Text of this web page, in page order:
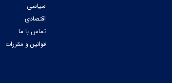
سیاسی
اقتصادی
تماس با ما
قوانین و مقررات